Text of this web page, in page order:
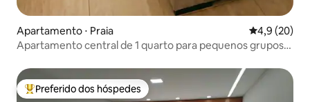
Apartamento ⋅ Praia 4,9 de uma
4,9 (20)
Apartamento central de 1 quarto para pequenos grupos
Entre os melhores preferidos dos hóspedes
Preferido dos hóspedes